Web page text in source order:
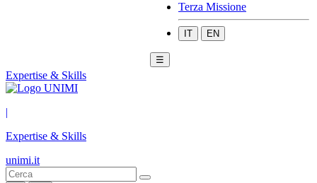
Terza Missione
IT EN
☰
Expertise & Skills
|
Expertise & Skills
unimi.it